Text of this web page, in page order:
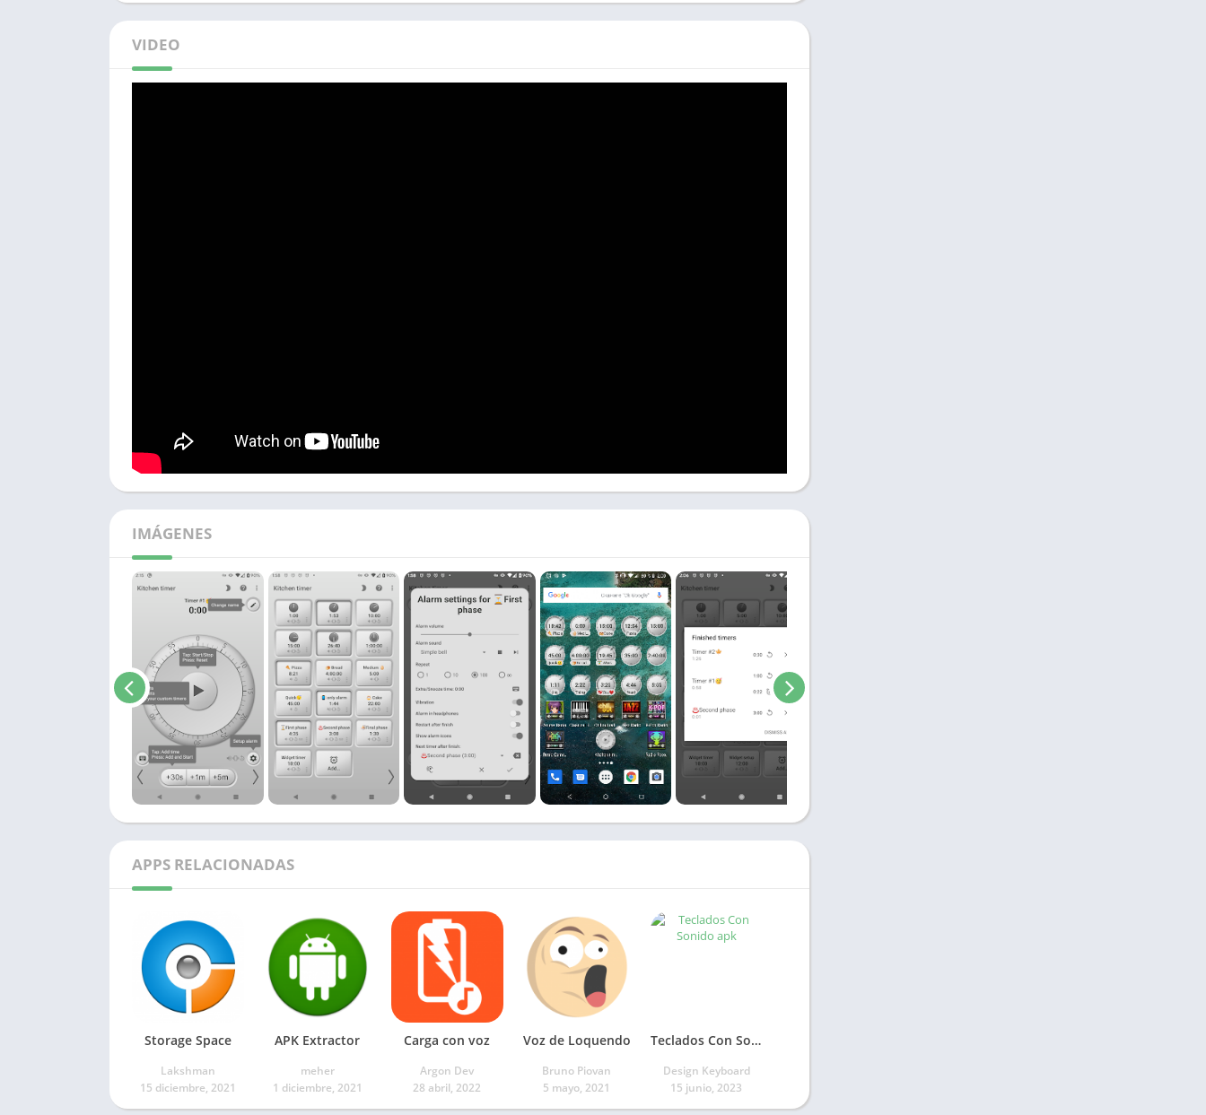
VIDEO
IMÁGENES
APPS RELACIONADAS
Storage Space
Lakshman
15 diciembre, 2021
APK Extractor
meher
1 diciembre, 2021
Carga con voz
Argon Dev
28 abril, 2022
Voz de Loquendo
Bruno Piovan
5 mayo, 2021
Teclados Con Sonido
Design Keyboard
15 junio, 2023